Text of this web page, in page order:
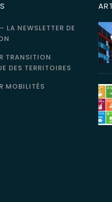
LA NEWSLETTER DE
TRANSITION
DES TERRITOIRES
MOBILITÉS